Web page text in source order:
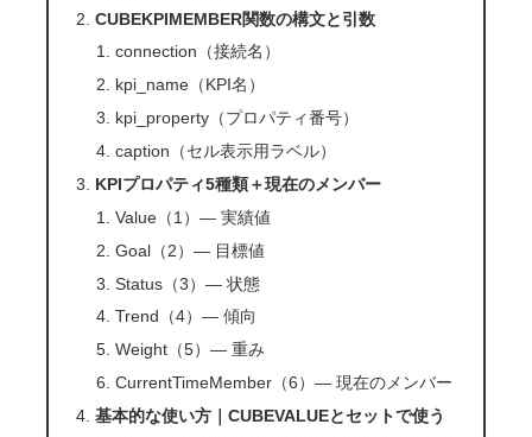
CUBEKPIMEMBER関数の構文と引数
connection（接続名）
kpi_name（KPI名）
kpi_property（プロパティ番号）
caption（セル表示用ラベル）
KPIプロパティ5種類＋現在のメンバー
Value（1）— 実績値
Goal（2）— 目標値
Status（3）— 状態
Trend（4）— 傾向
Weight（5）— 重み
CurrentTimeMember（6）— 現在のメンバー
基本的な使い方｜CUBEVALUEとセットで使う